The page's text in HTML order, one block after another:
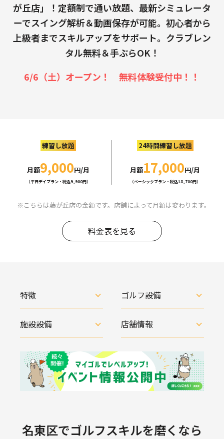
が丘店」！定額制で通い放題、最新シミュレータ
ーでスイング解析＆動画保存が可能。初心者から
上級者までスキルアップをサポート。クラブレン
タル無料＆手ぶらOK！
6/6（土）オープン！ 無料体験受付中！！
練習し放題
月額9,000円/月
（平日デイプラン・税込9,900円）
24時間練習し放題
月額17,000円/月
（ベーシックプラン・税込18,700円）
こちらは藤が丘店の金額です。店舗によって月額は変わります。
料金表を見る
特徴 ゴルフ設備
施設設備 店舗情報
名東区でゴルフスキルを磨くなら